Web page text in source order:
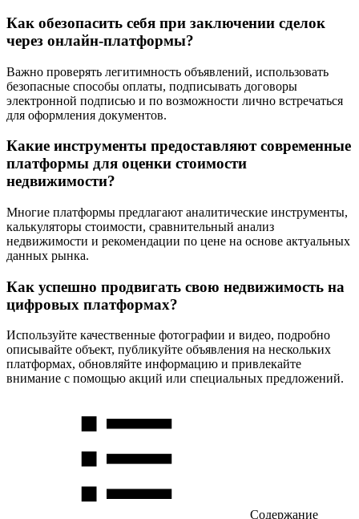
Как обезопасить себя при заключении сделок
через онлайн-платформы?
Важно проверять легитимность объявлений, использовать
безопасные способы оплаты, подписывать договоры
электронной подписью и по возможности лично встречаться
для оформления документов.
Какие инструменты предоставляют современные
платформы для оценки стоимости
недвижимости?
Многие платформы предлагают аналитические инструменты,
калькуляторы стоимости, сравнительный анализ
недвижимости и рекомендации по цене на основе актуальных
данных рынка.
Как успешно продвигать свою недвижимость на
цифровых платформах?
Используйте качественные фотографии и видео, подробно
описывайте объект, публикуйте объявления на нескольких
платформах, обновляйте информацию и привлекайте
внимание с помощью акций или специальных предложений.
Содержание